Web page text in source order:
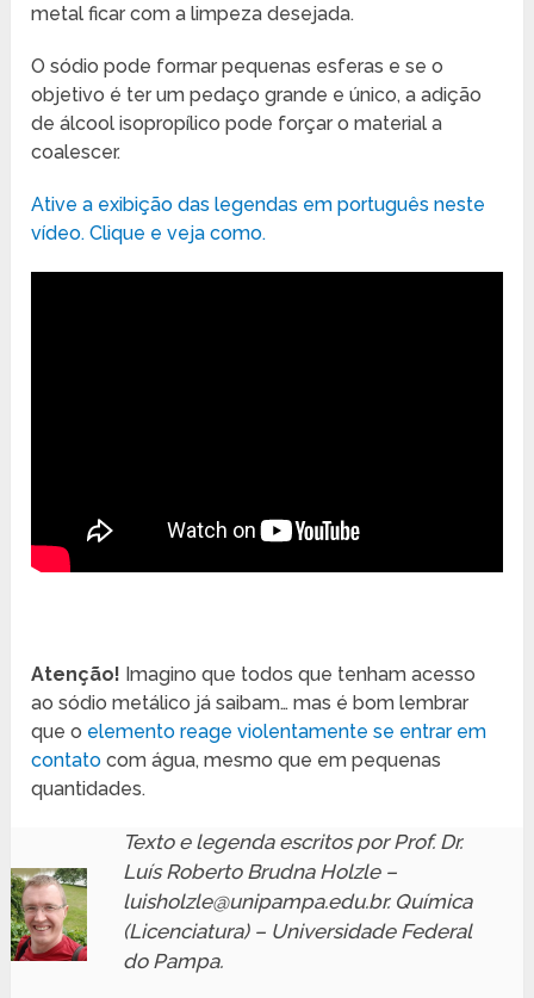
metal ficar com a limpeza desejada.
O sódio pode formar pequenas esferas e se o
objetivo é ter um pedaço grande e único, a adição
de álcool isopropílico pode forçar o material a
coalescer.
Ative a exibição das legendas em português neste
vídeo. Clique e veja como.
Atenção! Imagino que todos que tenham acesso
ao sódio metálico já saibam… mas é bom lembrar
que o elemento reage violentamente se entrar em
contato com água, mesmo que em pequenas
quantidades.
Texto e legenda escritos por Prof. Dr.
Luís Roberto Brudna Holzle –
luisholzle@unipampa.edu.br. Química
(Licenciatura) – Universidade Federal
do Pampa.